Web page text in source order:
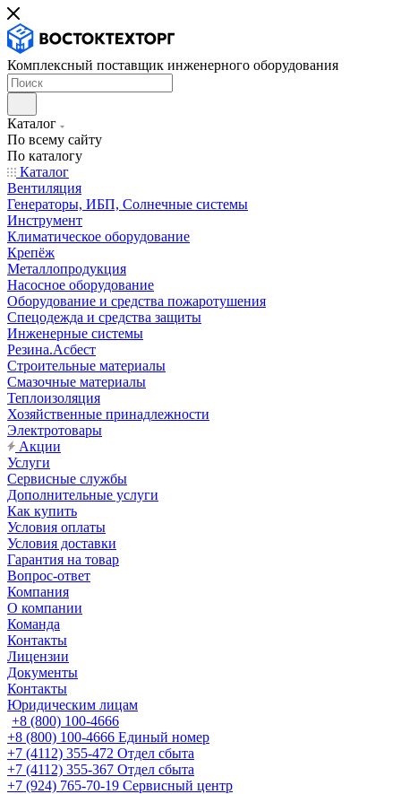
Комплексный поставщик инженерного оборудования
Каталог
По всему сайту
По каталогу
Каталог
Вентиляция
Генераторы, ИБП, Солнечные системы
Инструмент
Климатическое оборудование
Крепёж
Металлопродукция
Насосное оборудование
Оборудование и средства пожаротушения
Спецодежда и средства защиты
Инженерные системы
Резина.Асбест
Строительные материалы
Смазочные материалы
Теплоизоляция
Хозяйственные принадлежности
Электротовары
Акции
Услуги
Сервисные службы
Дополнительные услуги
Как купить
Условия оплаты
Условия доставки
Гарантия на товар
Вопрос-ответ
Компания
О компании
Команда
Контакты
Лицензии
Документы
Контакты
Юридическим лицам
+8 (800) 100-4666
+8 (800) 100-4666 Единый номер
+7 (4112) 355-472 Отдел сбыта
+7 (4112) 355-367 Отдел сбыта
+7 (924) 765-70-19 Сервисный центр